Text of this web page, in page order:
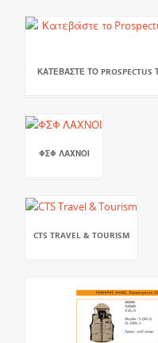
ΚΑΤΕΒΆΣΤΕ ΤΟ
ΦΣΦ ΛΑΧΝΟΙ
CTS TRAVEL & TOURISM